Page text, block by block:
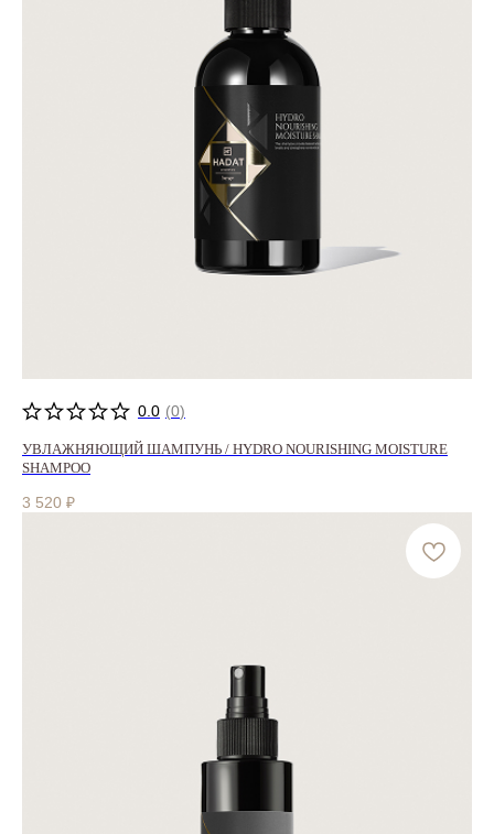
Насыщают волосы витаминами
и минералами, способствуя
их укреплению и здоровому блеску
0.0 (0)
УВЛАЖНЯЮЩИЙ ШАМПУНЬ / HYDRO NOURISHING MOISTURE
SHAMPOO
3 520 ₽